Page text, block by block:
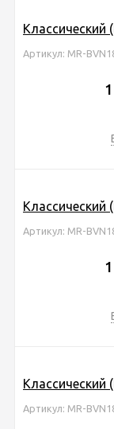
Классический
Артикул: MR-
Классический
Артикул: MR-
Классический
Артикул: MR-